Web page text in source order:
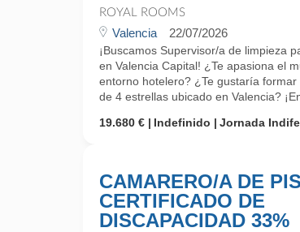
ROYAL ROOMS
Valencia 22/07/2026
¡Buscamos Supervisor/a de limpieza
en Valencia Capital! ¿Te apasiona el
entorno hotelero? ¿Te gustaría
de 4 estrellas ubicado en Valencia?
19.680 €
Indefinido Jornada
CAMARERO/A DE
CERTIFICADO DE
DISCAPACIDAD 33%